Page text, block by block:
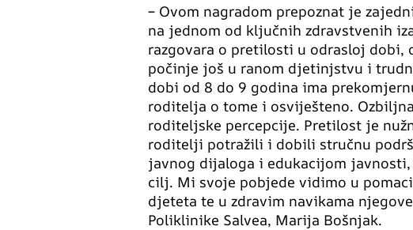
– Ovom nagradom prepoznat je
na jednom od ključnih zdravstvenih
razgovara o pretilosti u odrasloj dobi,
počinje još u ranom djetinjstvu i
dobi od 8 do 9 godina ima
roditelja o tome i osviješteno.
roditeljske percepcije. Pretilost je
roditelji potražili i dobili stručnu
javnog dijaloga i edukacijom
cilj. Mi svoje pobjede vidimo u
djeteta te u zdravim navikama
Poliklinike Salvea, Marija Bošnjak.